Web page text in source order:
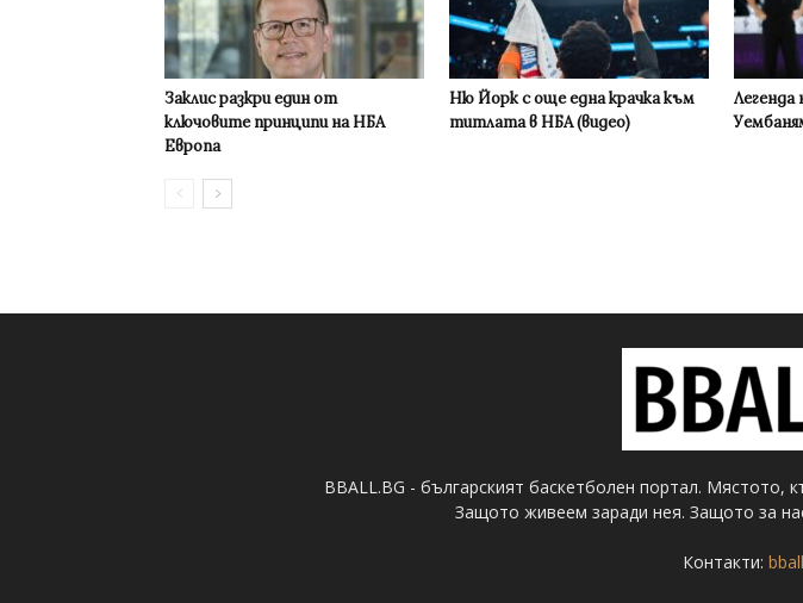
Заклис разкри един от
ключовите принципи на НБА
Европа
Ню Йорк с още една крачка към
титлата в НБА (видео)
Легенда
BBALL.BG - българският баскетболен портал.
Защото живеем заради нея. Защото за
Контакти: